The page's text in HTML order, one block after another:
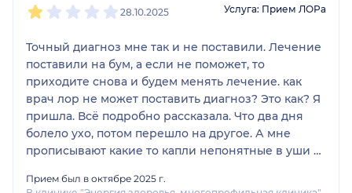
28.10.2025 Услуга: Прием ЛОРа
Точный диагноз мне так и не поставили. Лечение
поставили на бум, а если не поможет, то
приходите снова и будем менять лечение. как
врач лор не может поставить диагноз? Это как? Я
пришла. Всё подробно рассказала. Что два дня
болело ухо, потом перешло на другое. А мне
прописывают какие то капли непонятные в уши и
нибудь пропишут, чтобы это все вылечить.
Прием был в октябре 2025 г.